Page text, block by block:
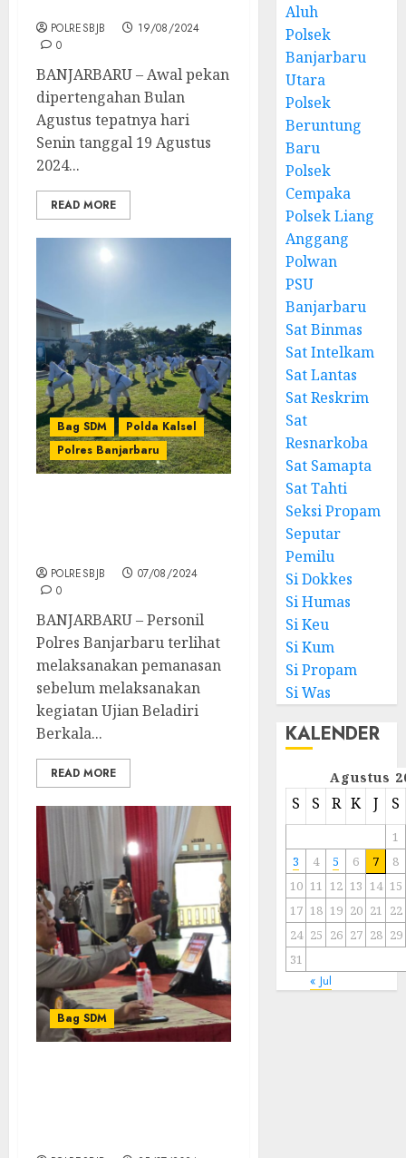
POLRESBJB
19/08/2024
0
BANJARBARU – Awal pekan
dipertengahan Bulan
Agustus tepatnya hari
Senin tanggal 19 Agustus
2024...
READ MORE
Bag SDM
Polda Kalsel
Polres Banjarbaru
POLRESBJB
07/08/2024
0
BANJARBARU – Personil
Polres Banjarbaru terlihat
melaksanakan pemanasan
sebelum melaksanakan
kegiatan Ujian Beladiri
Berkala...
READ MORE
Bag SDM
Aluh
Polsek
Banjarbaru
Utara
Polsek
Beruntung
Baru
Polsek
Cempaka
Polsek Liang
Anggang
Polwan
PSU
Banjarbaru
Sat Binmas
Sat Intelkam
Sat Lantas
Sat Reskrim
Sat
Resnarkoba
Sat Samapta
Sat Tahti
Seksi Propam
Seputar
Pemilu
Si Dokkes
Si Humas
Si Keu
Si Kum
Si Propam
Si Was
KALENDER
Agustus
S S R K J S
1
3
4 5 6 7
8
10 11 12 13 14 15
17 18 19 20 21 22
24 25 26 27 28 29
31
« Jul